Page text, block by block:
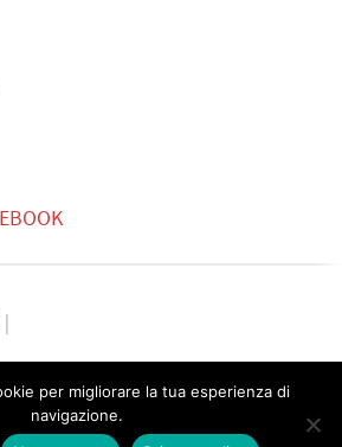
per migliorare la tua esperienza di
navigazione.